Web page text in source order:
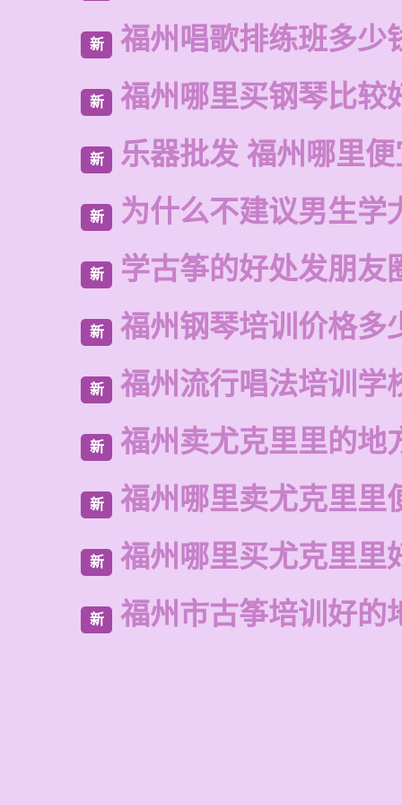
新 福州唱歌排练班多少
新 福州哪里买钢琴比较
新 乐器批发 福州哪里
新 为什么不建议男生学
新 学古筝的好处发朋友
新 福州钢琴培训价格多
新 福州流行唱法培训学
新 福州卖尤克里里的地
新 福州哪里卖尤克里里
新 福州哪里买尤克里里
新 福州市古筝培训好的